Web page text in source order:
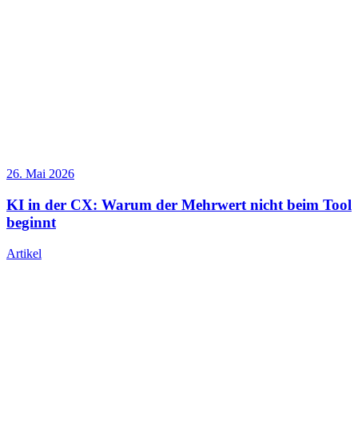
26. Mai 2026
KI in der CX: Warum der Mehrwert nicht beim Tool
beginnt
Artikel